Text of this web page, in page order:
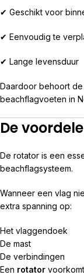
✔ Geschikt voor
✔ Eenvoudig te
✔ Lange levensduur
Daardoor behoort
beachflagvoeten in
De
De rotator is een
beachflagsysteem.
Wanneer een vlag
extra spanning op:
Het vlaggendoek
De mast
De verbindingen
Een rotator